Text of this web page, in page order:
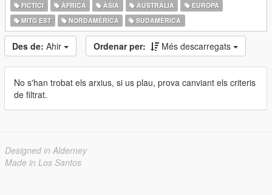
FICTICI
ÀFRICA ÀSIA AUSTRÀLIA
EUROPA
MITG EST
NORDAMÈRICA SUDAMÈRICA
Des de: Ahir Ordenar per: Més descarregats
No s'han trobat els arxius, si us plau, prova canviant els criteris
de filtrat.
Designed in Alderney
Made in Los Santos